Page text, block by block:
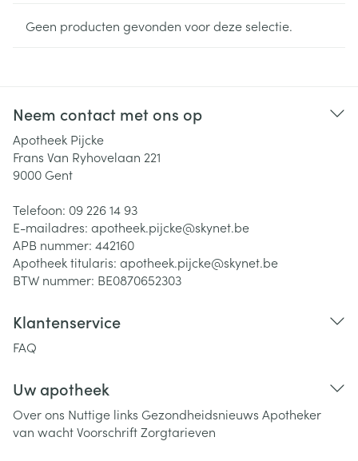
Geen producten gevonden voor deze selectie.
Neem contact met ons op
Apotheek Pijcke
Frans Van Ryhovelaan 221
9000 Gent
Telefoon: 09 226 14 93
E-mailadres: apotheek.pijcke@skynet.be
APB nummer: 442160
Apotheek titularis: apotheek.pijcke@skynet.be
BTW nummer: BE0870652303
Klantenservice
FAQ
Uw apotheek
Over ons Nuttige links Gezondheidsnieuws Apotheker
van wachtVoorschriftZorgtarieven